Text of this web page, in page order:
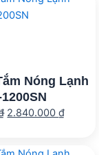
Nóng Lạnh
Giá
2.840.000₫Giá